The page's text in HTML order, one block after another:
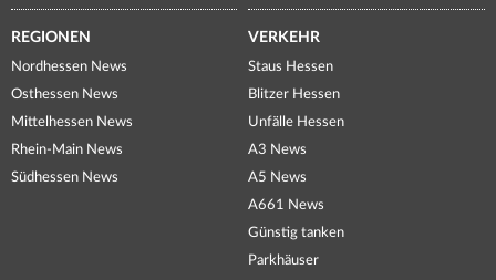
REGIONEN
Nordhessen News
Osthessen News
Mittelhessen News
Rhein-Main News
Südhessen News
VERKEHR
Staus Hessen
Blitzer Hessen
Unfälle Hessen
A3 News
A5 News
A661 News
Günstig tanken
Parkhäuser